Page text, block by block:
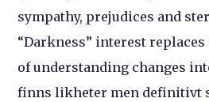
sympathy, prejudices and
“Darkness” interest
of understanding changes
finns likheter men definitivt